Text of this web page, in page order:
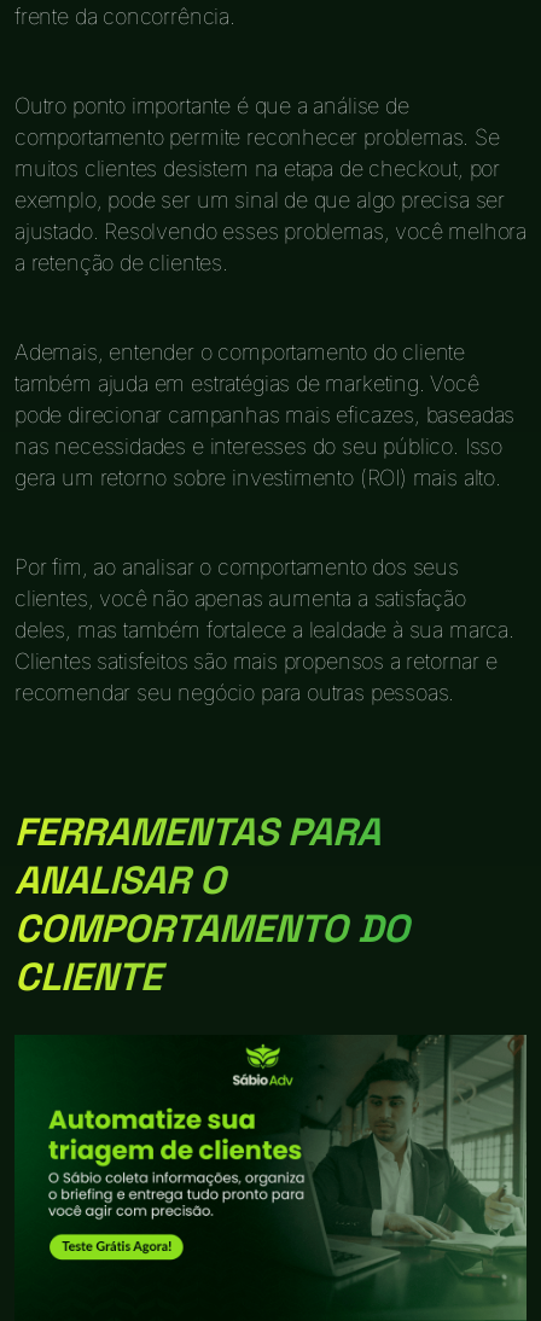
frente da concorrência.
Outro ponto importante é que a análise de
comportamento permite reconhecer problemas. Se
muitos clientes desistem na etapa de checkout, por
exemplo, pode ser um sinal de que algo precisa ser
ajustado. Resolvendo esses problemas, você melhora
a retenção de clientes.
Ademais, entender o comportamento do cliente
também ajuda em estratégias de marketing. Você
pode direcionar campanhas mais eficazes, baseadas
nas necessidades e interesses do seu público. Isso
gera um retorno sobre investimento (ROI) mais alto.
Por fim, ao analisar o comportamento dos seus
clientes, você não apenas aumenta a satisfação
deles, mas também fortalece a lealdade à sua marca.
Clientes satisfeitos são mais propensos a retornar e
recomendar seu negócio para outras pessoas.
FERRAMENTAS PARA
ANALISAR O
COMPORTAMENTO DO
CLIENTE